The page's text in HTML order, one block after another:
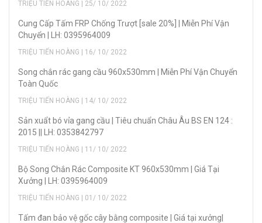
TRIỆU TIẾN HOÀNG | 25/ 10/ 2022
Cung Cấp Tấm FRP Chống Trượt [sale 20%] | Miễn Phí Vận
Chuyển | LH: 0395964009
TRIỆU TIẾN HOÀNG | 16/ 10/ 2022
Song chắn rác gang cầu 960x530mm | Miễn Phí Vận Chuyển
Toàn Quốc
TRIỆU TIẾN HOÀNG | 14/ 10/ 2022
Sản xuẩt bó vỉa gang cầu | Tiêu chuẩn Châu Âu BS EN 124 :
2015 || LH: 0353842797
TRIỆU TIẾN HOÀNG | 11/ 10/ 2022
Bộ Song Chắn Rác Composite KT 960x530mm | Giá Tại
Xưởng | LH: 0395964009
TRIỆU TIẾN HOÀNG | 01/ 10/ 2022
Tấm đan bảo vệ gốc cây bằng composite | Giá tại xưởng|